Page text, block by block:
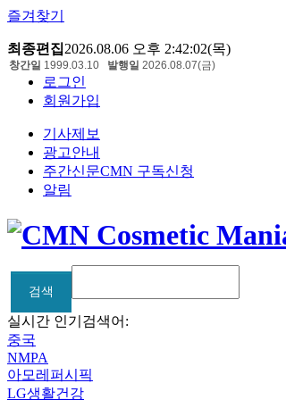
즐겨찾기
최종편집2026.08.06 오후 2:42:02(목)
로그인
회원가입
기사제보
광고안내
주간신문CMN 구독신청
알림
창간일 1999.03.10 발행일 2026.08.07(금)
검색
검색
실시간 인기검색어:
중국
NMPA
아모레퍼시픽
LG생활건강